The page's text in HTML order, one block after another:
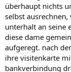
überhaupt nichts
selbst
unterhalt an seine
diese dame
aufgeregt. nach
ihre visitenkarte
bankverbindung